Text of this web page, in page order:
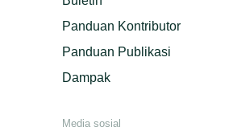
Panduan Kontributor
Panduan Publikasi
Dampak
Media sosial